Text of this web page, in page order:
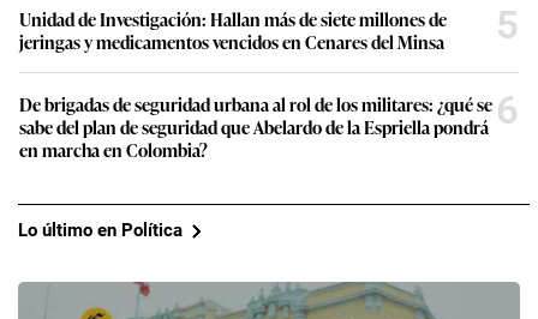
Unidad de Investigación: Hallan más de siete millones de
jeringas y medicamentos vencidos en Cenares del Minsa
5
De brigadas de seguridad urbana al rol de los militares: ¿qué se
sabe del plan de seguridad que Abelardo de la Espriella pondrá
en marcha en Colombia?
6
Lo último en Política